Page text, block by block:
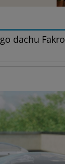
dachu Fakro